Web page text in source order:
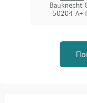
Bauknecht
50204 A+